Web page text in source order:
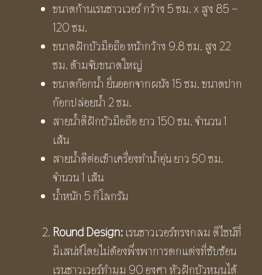
ขนาดก้านเรนชาวเวอร์ กว้าง 5 ซม. x สูง 85 –
120 ซม.
ขนาดฝักบัวมือถือ หน้ากว้าง 9.8 ซม. สูง 22
ซม. ด้ามจับขนาดใหญ่
ขนาดก๊อกน้ำ ยื่นออกจากผนัง 15 ซม. ขนาดปาก
ก๊อกปล่อยน้ำ 2 ซม.
สายน้ำดีฝักบัวมือถือ ยาว 150 ซม. จำนวน 1
เส้น
สายน้ำดีต่อเข้าเครื่องทำน้ำอุ่น ยาว 50 ซม.
จำนวน 1 เส้น
น้ำหนัก 5 กิโลกรัม
Round Design: เรนชาวเวอร์ทรงกลม ดีไซน์ที่
มีเสน่ห์โดยไม่ต้องพึ่งพาการตกแต่งที่ซับซ้อน
เรนชาวเวอร์ทำมุม 90 องศา หัวฝักบัวหมุนได้